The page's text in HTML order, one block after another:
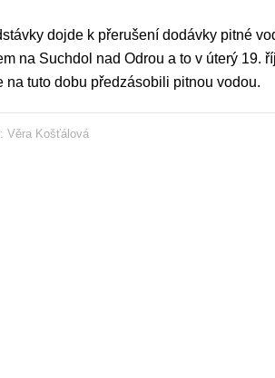
dojde k přerušení dodávky pitné
na Suchdol nad Odrou a to v úterý 19.
na tuto dobu předzásobili pitnou vodou.
Věra Košťálová